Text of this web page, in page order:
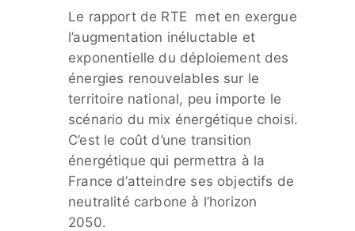
Le rapport de RTE met en exergue
l’augmentation inéluctable et
exponentielle du déploiement des
énergies renouvelables sur le
territoire national, peu importe le
scénario du mix énergétique choisi.
C’est le coût d’une transition
énergétique qui permettra à la
France d’atteindre ses objectifs de
neutralité carbone à l’horizon
2050.